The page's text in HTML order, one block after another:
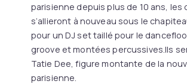
parisienne depuis plus de 10 ans, les
s’allieront à nouveau sous le
pour un DJ set taillé pour le
groove et montées percussives.Ils
Tatie Dee, figure montante de la
parisienne.